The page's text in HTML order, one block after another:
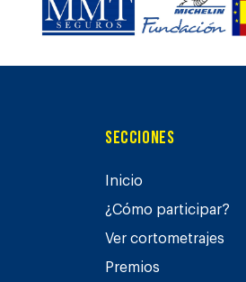
Secciones
Inicio
¿Cómo participar?
Ver cortometrajes
Premios